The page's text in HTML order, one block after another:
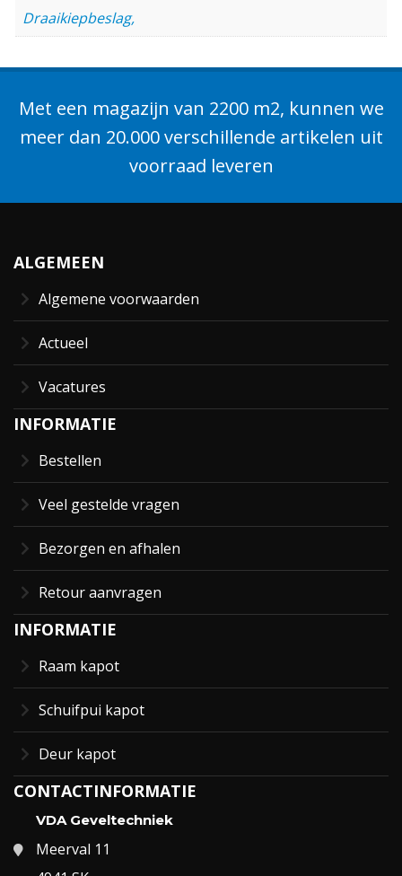
Draaikiepbeslag,
Met een magazijn van 2200 m2, kunnen we
meer dan 20.000 verschillende artikelen uit
voorraad leveren
ALGEMEEN
Algemene voorwaarden
Actueel
Vacatures
INFORMATIE
Bestellen
Veel gestelde vragen
Bezorgen en afhalen
Retour aanvragen
INFORMATIE
Raam kapot
Schuifpui kapot
Deur kapot
CONTACTINFORMATIE
VDA Geveltechniek
Meerval 11